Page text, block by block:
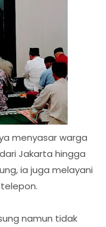
menyasar warga
Jakarta hingga
ia juga melayani
namun tidak